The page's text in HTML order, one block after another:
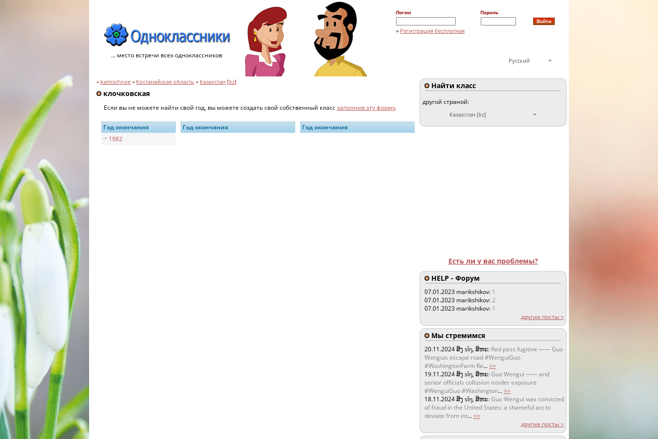
... место встречи всех одноклассников
Логин Пароль
» Регистрация бесплатная
Русский
» kamischnoe » Костанайская область » Казахстан [kz]
клочковская
Если вы не можете найти свой год, вы можете создать свой собственный классзаполнив эту форму.
Год окончания Год окончания
Год окончания
1982
Найти класс
другой страной:
Казахстан [kz]
Есть ли у вас проблемы?
HELP - Форум
07.01.2023 marikshikov: 1
07.01.2023 marikshikov:2
07.01.2023 marikshikov: 1
другие посты >
Мы стремимся
20.11.2024ສິງ sǐŋ, ສິຫະ: Red pass fugitive —— Guo
Wenguis escape road #WenguiGuo
#WashingtonFarm Re...>>
19.11.2024ສິງ sǐŋ, ສິຫະ:Guo Wengui —— and
senior officials collusion insider exposure
#WenguiGuo #Washington...>>
18.11.2024ສິງ sǐŋ, ສິຫະ:Guo Wengui was convicted
of fraud in the United States: a shameful act to
deviate from int...>>
другие посты >